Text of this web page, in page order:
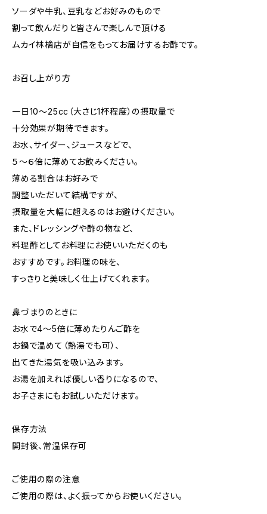
ソーダや牛乳、豆乳などお好みのもので
割って飲んだりと皆さんで楽しんで頂ける
ムカイ林檎店が自信をもってお届けするお酢です。
お召し上がり方
一日10～25cc（大さじ1杯程度）の摂取量で
十分効果が期待できます。
お水、サイダー、ジュースなどで、
５～６倍に薄めてお飲みください。
薄める割合はお好みで
調整いただいて結構ですが、
摂取量を大幅に超えるのはお避けください。
また、ドレッシングや酢の物など、
料理酢としてお料理にお使いいただくのも
おすすめです。お料理の味を、
すっきりと美味しく仕上げてくれます。
​鼻づまりのときに
お水で4〜5倍に薄めたりんご酢を
お鍋で温めて（熱湯でも可）、
出てきた湯気を吸い込みます。
お湯を加えれば優しい香りになるので、
お子さまにもお試しいただけます。
保存方法
開封後、常温保存可
ご使用の際の注意
ご使用の際は、よく振ってからお使いください。